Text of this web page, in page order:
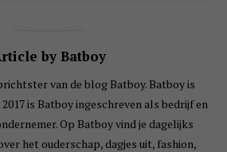
by Batboy
van de blog Batboy. Batboy is
is Batboy ingeschreven als bedrijf en
Op Batboy vind je dagelijks
het ouderschap, dagjes uit, fashion,